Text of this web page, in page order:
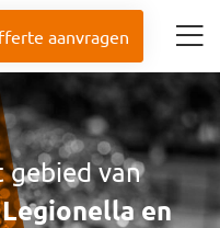
aanvragen
van
en